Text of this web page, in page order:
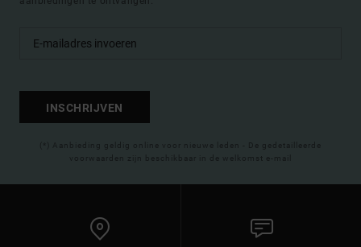
INSCHRIJVEN
(*) Aanbieding geldig online voor nieuwe leden - De gedetailleerde
voorwaarden zijn beschikbaar in de welkomst e-mail